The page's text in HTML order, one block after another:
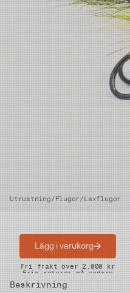
Utrustning/Flugor/Laxflugor
Pris
Artikelnummer
Beskrivning
Lägg i varukorg
Snabba leveranser
Fri frakt över 2.000 kr
Fria returer på vadare